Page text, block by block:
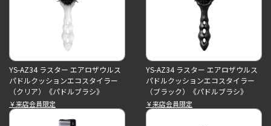
YS-AZ34 ラスター エアロザウルス
パドルクッションエコスタイラー
（クリア）《パドルブラシ》
￥来店会員限定
YS-AZ34 ラスター エアロザウルス
パドルクッションエコスタイラー
（ブラック）《パドルブラシ》
￥来店会員限定